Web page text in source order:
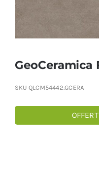
GeoCeramica
SKU QLCM54442.GCERA